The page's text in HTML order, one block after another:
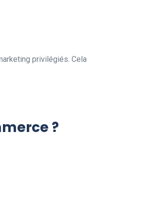
privilégiés. Cela
?